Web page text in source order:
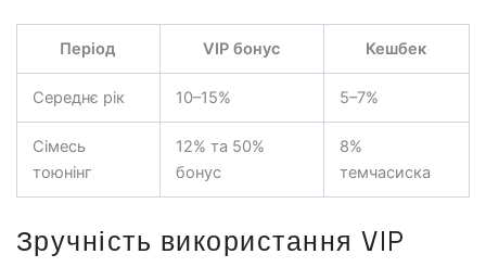
Період VIP бонус Кешбек
Середнє рік 10–15% 5–7%
Сімесь
тоюнінг
12% та 50%
бонус
8%
темчасиска
Зручність використання VIP